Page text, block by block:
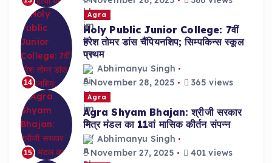
14
Agra
Holy Public Junior College: 7वीं
हरेश तोमर डांस चैंपियनशिप; सिम्पकिन्स स्कूल
प्रथम
Abhimanyu Singh
November 28, 2025
365 views
15
Agra
Agra Shyam Bhajan: श्रीजी सरकार
मित्र मंडल का 11वां मासिक कीर्तन संपन्न
Abhimanyu Singh
November 27, 2025
401 views